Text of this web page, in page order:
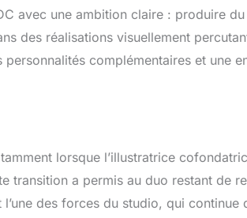
avec une ambition claire : produire
des réalisations visuellement
complémentaires et une
lorsque l’illustratrice
transition a permis au duo restant de
des forces du studio, qui continue